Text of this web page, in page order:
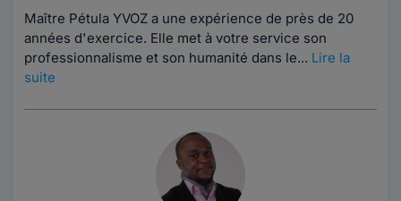
Maître Pétula YVOZ a une expérience de près de 20
années d'exercice. Elle met à votre service son
professionnalisme et son humanité dans le... Lire la
suite